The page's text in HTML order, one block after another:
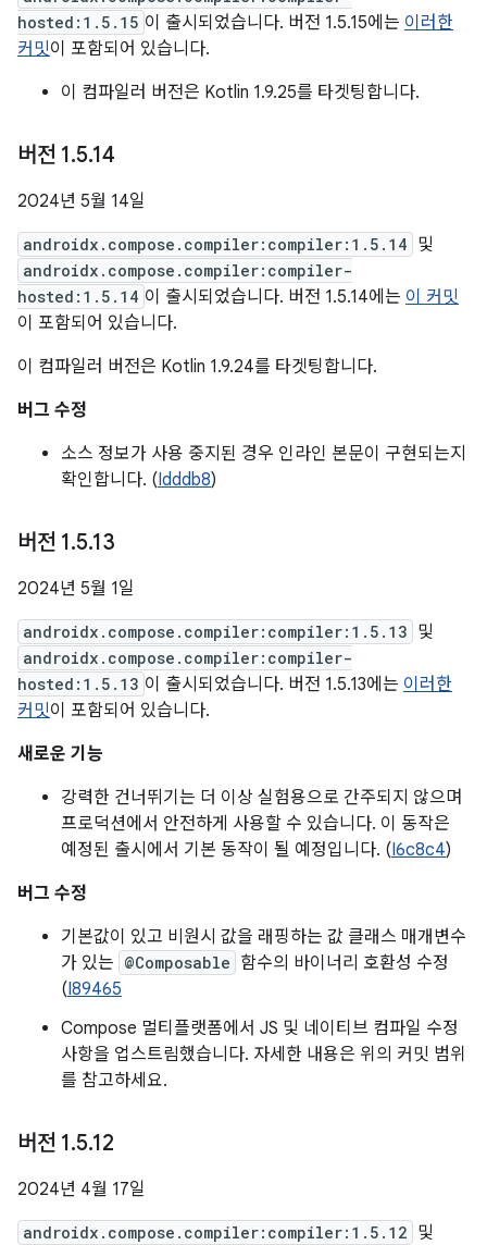
hosted:1.5.15 이 출시되었습니다. 버전 1.5.15에는 이러한
커밋이 포함되어 있습니다.
이 컴파일러 버전은 Kotlin 1.9.25를 타겟팅합니다.
버전 1.5.14
2024년 5월 14일
androidx.compose.compiler:compiler:1.5.14 및
androidx.compose.compiler:compiler-
hosted:1.5.14 이 출시되었습니다. 버전 1.5.14에는 이 커밋
이 포함되어 있습니다.
이 컴파일러 버전은 Kotlin 1.9.24를 타겟팅합니다.
버그 수정
소스 정보가 사용 중지된 경우 인라인 본문이 구현되는지
확인합니다. (Idddb8)
버전 1.5.13
2024년 5월 1일
androidx.compose.compiler:compiler:1.5.13 및
androidx.compose.compiler:compiler-
hosted:1.5.13 이 출시되었습니다. 버전 1.5.13에는 이러한
커밋이 포함되어 있습니다.
새로운 기능
강력한 건너뛰기는 더 이상 실험용으로 간주되지 않으며
프로덕션에서 안전하게 사용할 수 있습니다. 이 동작은
예정된 출시에서 기본 동작이 될 예정입니다. (I6c8c4)
버그 수정
기본값이 있고 비원시 값을 래핑하는 값 클래스 매개변수
가 있는 @Composable 함수의 바이너리 호환성 수정
(I89465
Compose 멀티플랫폼에서 JS 및 네이티브 컴파일 수정
사항을 업스트림했습니다. 자세한 내용은 위의 커밋 범위
를 참고하세요.
버전 1.5.12
2024년 4월 17일
androidx.compose.compiler:compiler:1.5.12 및